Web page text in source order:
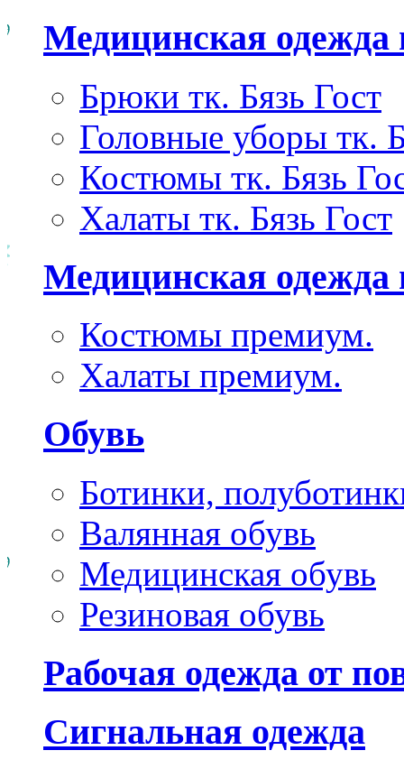
Медицинская одежда
Брюки тк. Бязь Гост
Головные уборы тк.
Костюмы тк. Бязь
Халаты тк. Бязь Гост
Медицинская одежда
Костюмы премиум.
Халаты премиум.
Обувь
Ботинки,
Валянная обувь
Медицинская обувь
Резиновая обувь
Рабочая одежда от
Сигнальная одежда